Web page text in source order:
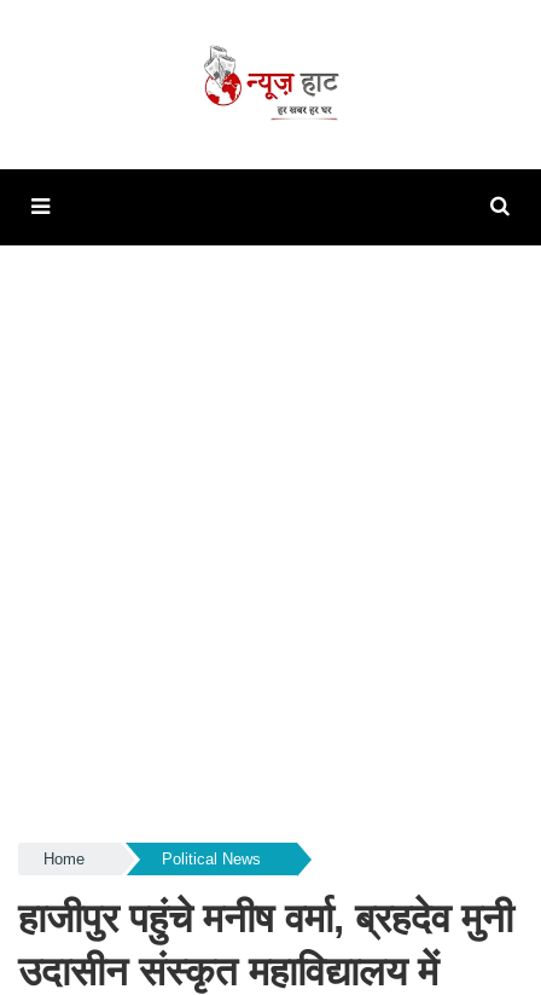
Home Political News
हाजीपुर पहुंचे मनीष वर्मा, ब्रह‌देव मुनी
उदासीन संस्कृत महाविद्यालय में